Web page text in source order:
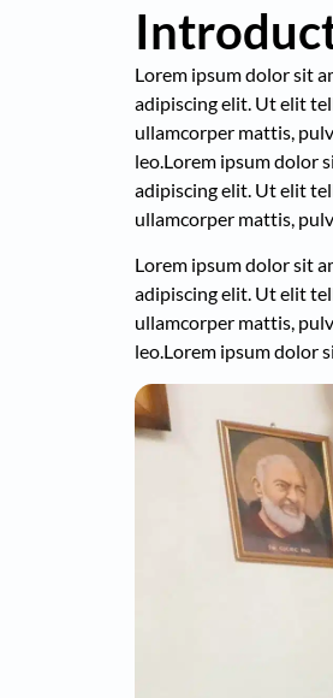
Lorem ipsum dolor sit
adipiscing elit. Ut elit
ullamcorper mattis,
leo.Lorem ipsum dolor
adipiscing elit. Ut elit
ullamcorper mattis,
Lorem ipsum dolor sit
adipiscing elit. Ut elit
ullamcorper mattis,
leo.Lorem ipsum dolor